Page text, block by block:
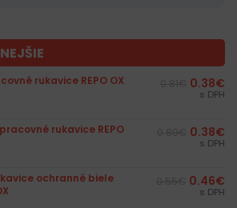
rukavice REPO OX
0.38€
s DPH
rukavice REPO
0.38€
s DPH
ochranné biele
0.46€
s DPH